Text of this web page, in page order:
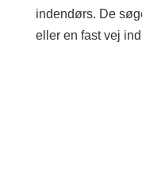
indendørs. De
eller en fast vej